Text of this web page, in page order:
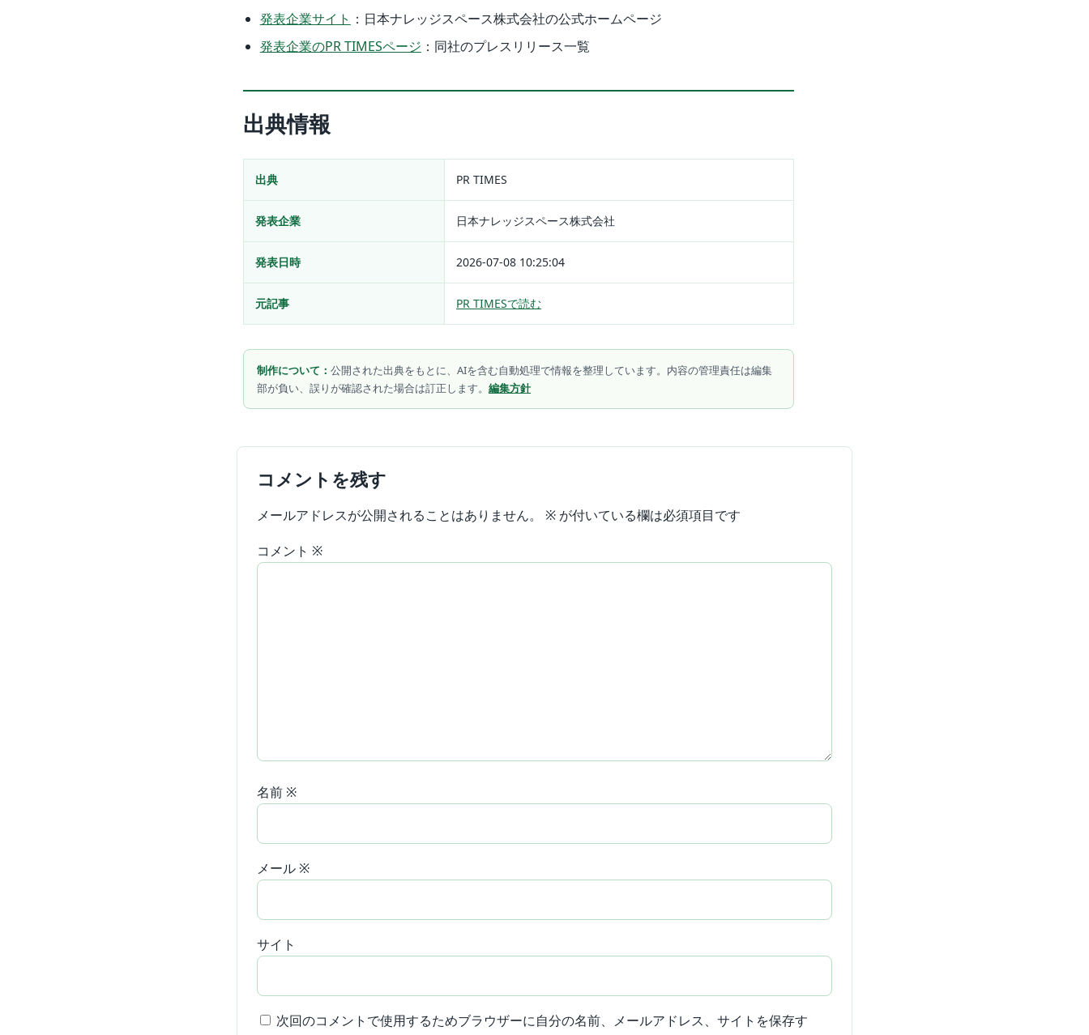
発表企業サイト ：日本ナレッジスペース株式会社の公式ホームページ
発表企業のPR TIMESページ ：同社のプレスリリース一覧
出典情報
出典 PR TIMES
発表企業 日本ナレッジスペース株式会社
発表日時 2026-07-08 10:25:04
元記事 PR TIMESで読む
制作について： 公開された出典をもとに、AIを含む自動処理で情報を整理しています。内容の管理責任は編集
部が負い、誤りが確認された場合は訂正します。 編集方針
コメントを残す
メールアドレスが公開されることはありません。 ※ が付いている欄は必須項目です
コメント ※
名前 ※
メール ※
サイト
次回のコメントで使用するためブラウザーに自分の名前、メールアドレス、サイトを保存す